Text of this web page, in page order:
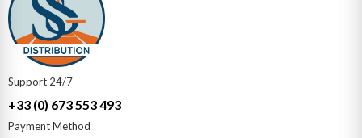
Support 24/7
+33 (0) 673 553 493
Payment Method​